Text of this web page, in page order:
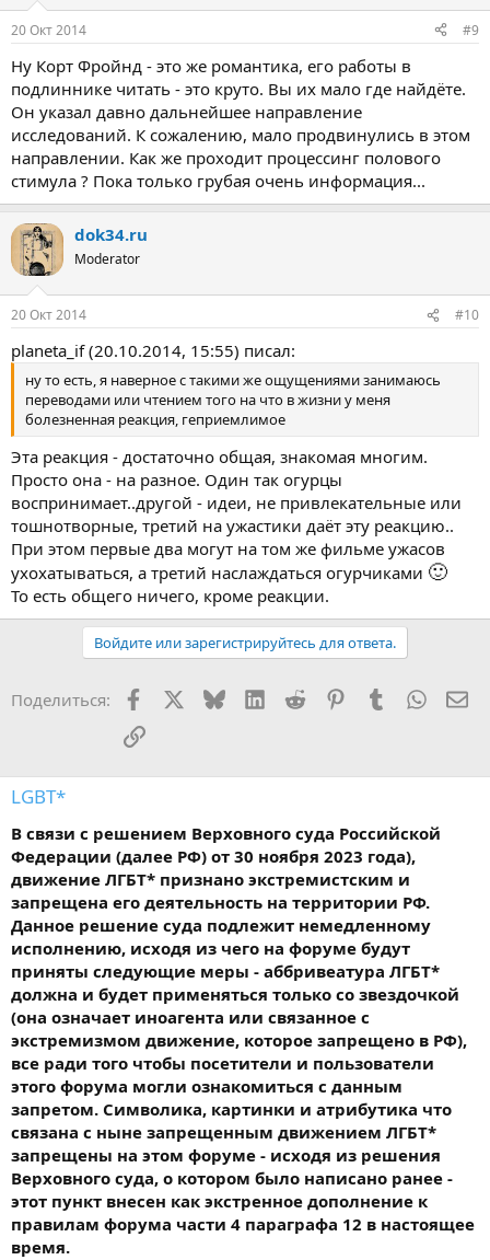
20 Окт 2014 #9
Ну Корт Фройнд - это же романтика, его работы в
подлиннике читать - это круто. Вы их мало где найдёте.
Он указал давно дальнейшее направление
исследований. К сожалению, мало продвинулись в этом
направлении. Как же проходит процессинг полового
стимула ? Пока только грубая очень информация...
dok34.ru
Moderator
20 Окт 2014 #10
planeta_if (20.10.2014, 15:55) писал:
ну то есть, я наверное с такими же ощущениями занимаюсь
переводами или чтением того на что в жизни у меня
болезненная реакция, геприемлимое
Эта реакция - достаточно общая, знакомая многим.
Просто она - на разное. Один так огурцы
воспринимает..другой - идеи, не привлекательные или
тошнотворные, третий на ужастики даёт эту реакцию..
При этом первые два могут на том же фильме ужасов
ухохатываться, а третий наслаждаться огурчиками 🙂
То есть общего ничего, кроме реакции.
Войдите или зарегистрируйтесь для ответа.
Поделиться: Facebook BlueskyLinkedIn
Reddit PinterestTumblr
Ссылка
LGBT*
В связи с решением Верховного суда Российской
Федерации (далее РФ) от 30 ноября 2023 года),
движение ЛГБТ* признано экстремистским и
запрещена его деятельность на территории РФ.
Данное решение суда подлежит немедленному
исполнению, исходя из чего на форуме будут
приняты следующие меры - аббривеатура ЛГБТ*
должна и будет применяться только со звездочкой
(она означает иноагента или связанное с
экстремизмом движение, которое запрещено в РФ),
все ради того чтобы посетители и пользователи
этого форума могли ознакомиться с данным
запретом. Символика, картинки и атрибутика что
связана с ныне запрещенным движением ЛГБТ*
запрещены на этом форуме - исходя из решения
Верховного суда, о котором было написано ранее -
этот пункт внесен как экстренное дополнение к
правилам форума части 4 параграфа 12 в настоящее
время.